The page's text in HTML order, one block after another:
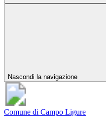
Nascondi la navigazione
Comune di Campo Ligure